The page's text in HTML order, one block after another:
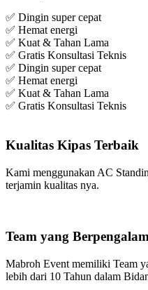
✅ Dingin super cepat
✅ Hemat energi
✅ Kuat & Tahan Lama
✅ Gratis Konsultasi Teknis
✅ Dingin super cepat
✅ Hemat energi
✅ Kuat & Tahan Lama
✅ Gratis Konsultasi Teknis
Kualitas Kipas Terbaik
Kami menggunakan AC
terjamin kualitas nya.
Team yang
Mabroh Event memiliki Team
lebih dari 10 Tahun dalam